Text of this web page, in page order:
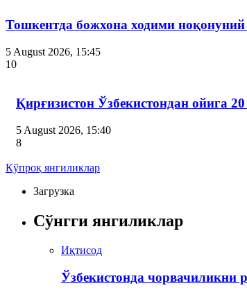
Тошкентда божхона ходими
5 August 2026, 15:45
10
Қирғизистон Ўзбекистондан ойига
5 August 2026, 15:40
8
Кўпроқ янгиликлар
Загрузка
Сўнгги янгиликлар
Иқтисод
Ўзбекистонда